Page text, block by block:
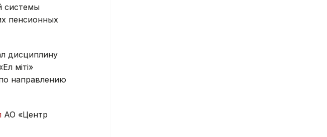
системы
пенсионных
дисциплину
Үміті»
направлению
АО «Центр